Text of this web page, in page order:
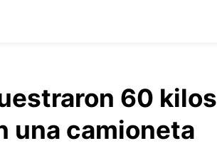
60 kilos
una camioneta